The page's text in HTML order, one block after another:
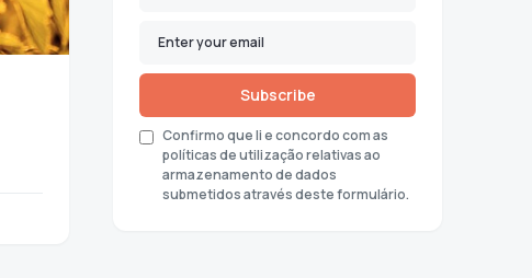
Subscribe
Confirmo que li e concordo com as
políticas de utilização relativas ao
armazenamento de dados
submetidos através deste formulário.